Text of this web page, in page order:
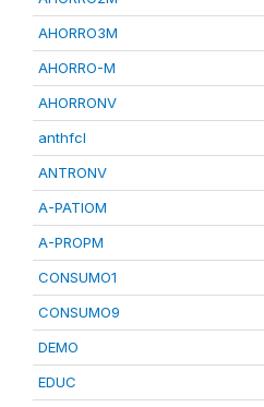
AHORRO3M
AHORRO-M
AHORRONV
anthfcl
ANTRONV
A-PATIOM
A-PROPM
CONSUMO1
CONSUMO9
DEMO
EDUC